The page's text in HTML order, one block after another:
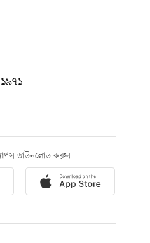
ডাউনলোড করুন